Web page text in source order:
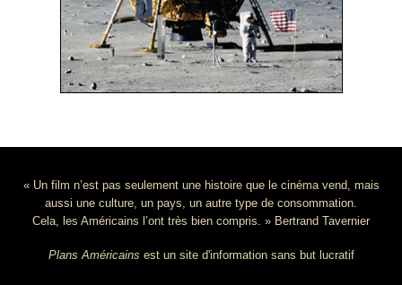
« Un film n’est pas seulement une histoire que le cinéma vend, mais
aussi une culture, un pays, un autre type de consommation.
Cela, les Américains l’ont très bien compris. » Bertrand Tavernier
Plans Américains est un site d'information sans but lucratif